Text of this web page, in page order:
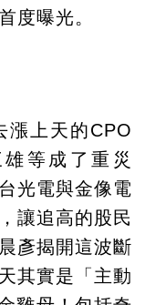
度曝光。
漲上天的CPO
等成了重災
光電與金像電
讓追高的股民
彥揭開這波斷
其實是「主動